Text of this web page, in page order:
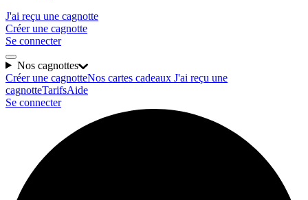
J'ai reçu une cagnotte
Créer une cagnotte
Se connecter
Nos cagnottes
Créer une cagnotteNos cartes cadeaux J'ai reçu une
cagnotteTarifsAide
Se connecter